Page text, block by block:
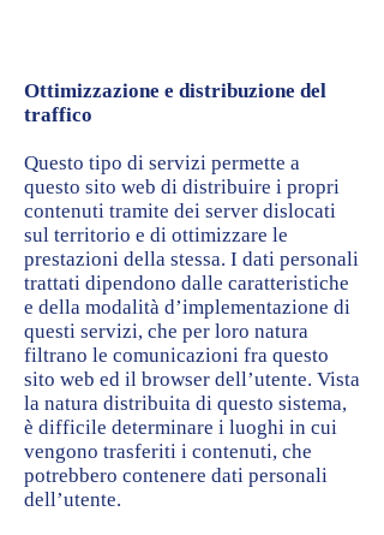
Ottimizzazione e distribuzione del
traffico
Questo tipo di servizi permette a
questo sito web di distribuire i propri
contenuti tramite dei server dislocati
sul territorio e di ottimizzare le
prestazioni della stessa. I dati personali
trattati dipendono dalle caratteristiche
e della modalità d’implementazione di
questi servizi, che per loro natura
filtrano le comunicazioni fra questo
sito web ed il browser dell’utente. Vista
la natura distribuita di questo sistema,
è difficile determinare i luoghi in cui
vengono trasferiti i contenuti, che
potrebbero contenere dati personali
dell’utente.